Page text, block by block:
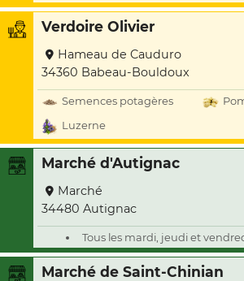
Verdoire Olivier
Hameau de Cauduro
34360 Babeau-Bouldoux
Semences potagères
Luzerne
Marché d'Autignac
Marché
34480 Autignac
Tous les mardi, jeudi et
Marché de Saint-Chinian